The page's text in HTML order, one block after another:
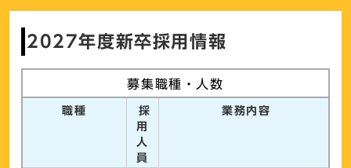
2027年度新卒採用情報
募集職種・人数
職種
採
用
人
員
業務内容